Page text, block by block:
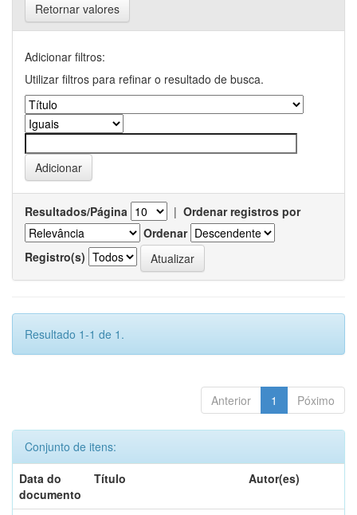
Retornar valores
Adicionar filtros:
Utilizar filtros para refinar o resultado de busca.
Resultados/Página | Ordenar registros por
Ordenar
Registro(s)
Resultado 1-1 de 1.
Anterior 1 Póximo
Conjunto de itens:
Data do
documento
Título Autor(es)